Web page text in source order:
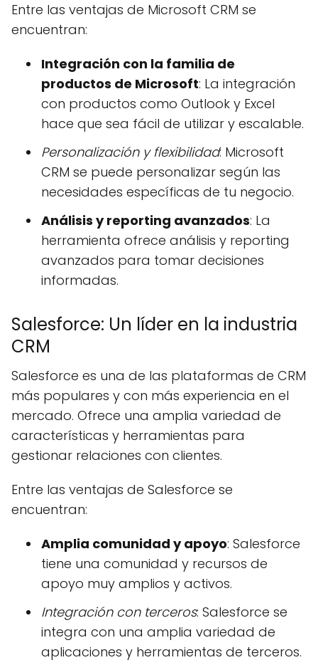
Entre las ventajas de Microsoft CRM se
encuentran:
Integración con la familia de
productos de Microsoft: La integración
con productos como Outlook y Excel
hace que sea fácil de utilizar y escalable.
Personalización y flexibilidad: Microsoft
CRM se puede personalizar según las
necesidades específicas de tu negocio.
Análisis y reporting avanzados: La
herramienta ofrece análisis y reporting
avanzados para tomar decisiones
informadas.
Salesforce: Un líder en la industria
CRM
Salesforce es una de las plataformas de CRM
más populares y con más experiencia en el
mercado. Ofrece una amplia variedad de
características y herramientas para
gestionar relaciones con clientes.
Entre las ventajas de Salesforce se
encuentran:
Amplia comunidad y apoyo: Salesforce
tiene una comunidad y recursos de
apoyo muy amplios y activos.
Integración con terceros: Salesforce se
integra con una amplia variedad de
aplicaciones y herramientas de terceros.